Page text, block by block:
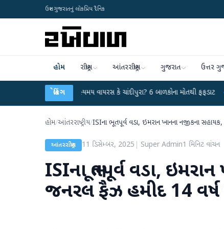
ઉત્તર ગુજરાતનું લોકપ્રિય દૈનિક
હોમ રાષ્ટ્રીય આંતરરાષ્ટ્રીય ગુજરાત ઉત્તર
બ્રેકિંગ
રહસ્યમય વાયરસ કે ચાંદીપુરા? 6 બાળકોના મોતથી ફફડાટ ● હવામાન
હોમ/આંતરરાષ્ટ્રીય/ISIના ભૂતપૂર્વ વડા, ઇમરાન ખાનના નજીકના
આંતરરાષ્ટ્રીય 11 ડિસેમ્બર, 2025 Super Admin1 મિનિટ વાંચન
ISIના ભૂતપૂર્વ વડા,
જનરલ ફૈઝ હમીદ 14